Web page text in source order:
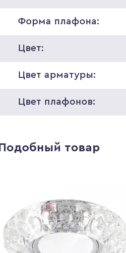
Форма плафона:
Цвет:
Цвет арматуры:
Цвет плафонов:
Подобный товар